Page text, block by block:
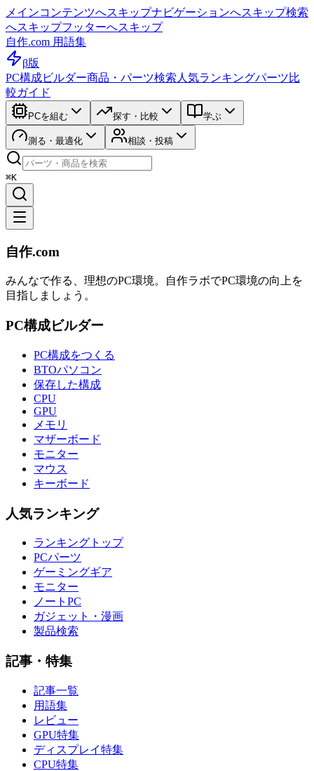
メインコンテンツへスキップナビゲーションへスキップ検索
へスキップフッターへスキップ
自作.com 用語集
β版
PC構成ビルダー商品・パーツ検索 人気ランキングパーツ比
較ガイド
PCを組む 探す・比較 学ぶ
測る・最適化 相談・投稿
⌘K
自作.com
みんなで作る、理想のPC環境。 自作ラボでPC環境の向上を
目指しましょう。
PC構成ビルダー
PC構成をつくる
BTOパソコン
保存した構成
CPU
GPU
メモリ
マザーボード
モニター
マウス
キーボード
人気ランキング
ランキングトップ
PCパーツ
ゲーミングギア
モニター
ノートPC
ガジェット・漫画
製品検索
記事・特集
記事一覧
用語集
レビュー
GPU特集
ディスプレイ特集
CPU特集